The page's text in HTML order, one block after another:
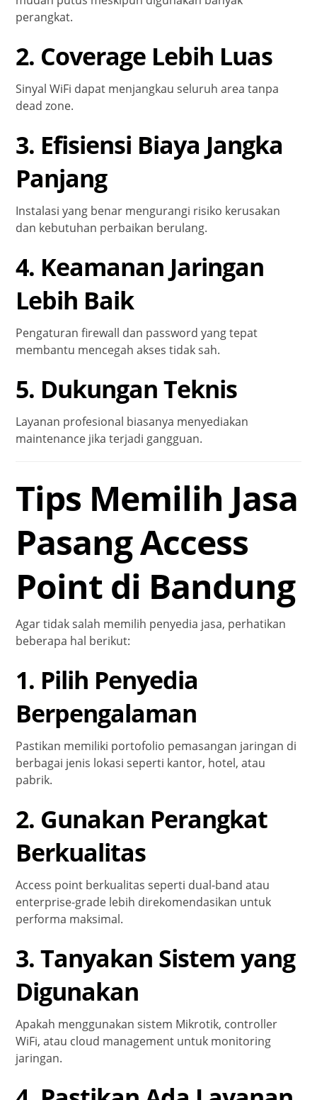
perangkat.
2. Coverage Lebih Luas
Sinyal WiFi dapat menjangkau seluruh area tanpa
dead zone.
3. Efisiensi Biaya Jangka
Panjang
Instalasi yang benar mengurangi risiko kerusakan
dan kebutuhan perbaikan berulang.
4. Keamanan Jaringan
Lebih Baik
Pengaturan firewall dan password yang tepat
membantu mencegah akses tidak sah.
5. Dukungan Teknis
Layanan profesional biasanya menyediakan
maintenance jika terjadi gangguan.
Tips Memilih Jasa
Pasang Access
Point di Bandung
Agar tidak salah memilih penyedia jasa, perhatikan
beberapa hal berikut:
1. Pilih Penyedia
Berpengalaman
Pastikan memiliki portofolio pemasangan jaringan di
berbagai jenis lokasi seperti kantor, hotel, atau
pabrik.
2. Gunakan Perangkat
Berkualitas
Access point berkualitas seperti dual-band atau
enterprise-grade lebih direkomendasikan untuk
performa maksimal.
3. Tanyakan Sistem yang
Digunakan
Apakah menggunakan sistem Mikrotik, controller
WiFi, atau cloud management untuk monitoring
jaringan.